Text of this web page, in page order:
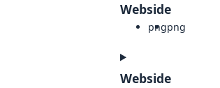
Webside
pngpng
Webside